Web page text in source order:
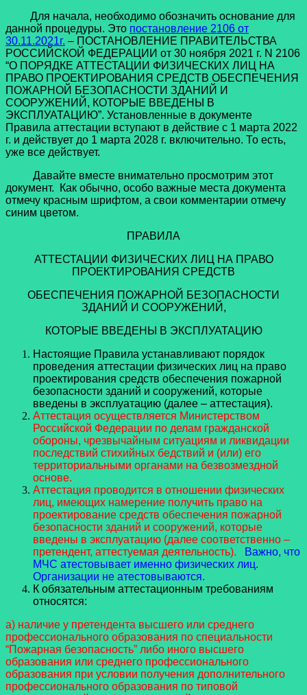
Для начала, необходимо обозначить основание для
данной процедуры. Это постановление 2106 от
30.11.2021г. – ПОСТАНОВЛЕНИЕ ПРАВИТЕЛЬСТВА
РОССИЙСКОЙ ФЕДЕРАЦИИ от 30 ноября 2021 г. N 2106
“О ПОРЯДКЕ АТТЕСТАЦИИ ФИЗИЧЕСКИХ ЛИЦ НА
ПРАВО ПРОЕКТИРОВАНИЯ СРЕДСТВ ОБЕСПЕЧЕНИЯ
ПОЖАРНОЙ БЕЗОПАСНОСТИ ЗДАНИЙ И
СООРУЖЕНИЙ, КОТОРЫЕ ВВЕДЕНЫ В
ЭКСПЛУАТАЦИЮ”. Установленные в документе
Правила аттестации вступают в действие с 1 марта 2022
г. и действует до 1 марта 2028 г. включительно. То есть,
уже все действует.
Давайте вместе внимательно просмотрим этот
документ. Как обычно, особо важные места документа
отмечу красным шрифтом, а свои комментарии отмечу
синим цветом.
ПРАВИЛА
АТТЕСТАЦИИ ФИЗИЧЕСКИХ ЛИЦ НА ПРАВО
ПРОЕКТИРОВАНИЯ СРЕДСТВ
ОБЕСПЕЧЕНИЯ ПОЖАРНОЙ БЕЗОПАСНОСТИ
ЗДАНИЙ И СООРУЖЕНИЙ,
КОТОРЫЕ ВВЕДЕНЫ В ЭКСПЛУАТАЦИЮ
Настоящие Правила устанавливают порядок
проведения аттестации физических лиц на право
проектирования средств обеспечения пожарной
безопасности зданий и сооружений, которые
введены в эксплуатацию (далее – аттестация).
Аттестация осуществляется Министерством
Российской Федерации по делам гражданской
обороны, чрезвычайным ситуациям и ликвидации
последствий стихийных бедствий и (или) его
территориальными органами на безвозмездной
основе.
Аттестация проводится в отношении физических
лиц, имеющих намерение получить право на
проектирование средств обеспечения пожарной
безопасности зданий и сооружений, которые
введены в эксплуатацию (далее соответственно –
претендент, аттестуемая деятельность).
Важно, что
МЧС атестовывает именно физических лиц.
Организации не атестовываются.
К обязательным аттестационным требованиям
относятся:
а) наличие у претендента высшего или среднего
профессионального образования по специальности
“Пожарная безопасность” либо иного высшего
образования или среднего профессионального
образования при условии получения дополнительного
профессионального образования по типовой